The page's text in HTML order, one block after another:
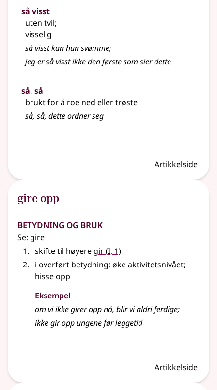
så visst
uten tvil;
visselig
så visst kan hun svømme;
jeg er så visst ikke den første som sier dette
så, så
brukt for å roe ned eller trøste
så, så, dette ordner seg
Artikkelside
gire opp
Betydning og bruk
Se: gire
skifte til høyere gir(1
I, 1)
i overført betydning: øke aktivitetsnivået;
hisse opp
Eksempel
om vi ikke girer opp nå, blir vi aldri ferdige;
ikke gir opp ungene før leggetid
Artikkelside